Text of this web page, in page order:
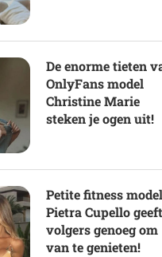
De enorme tieten
OnlyFans model
Christine Marie
steken je ogen uit!
Petite fitness model
Pietra Cupello geeft
volgers genoeg om
van te genieten!